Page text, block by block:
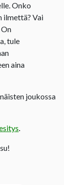
Onko
ilmettä? Vai
tule
aina
joukossa
.